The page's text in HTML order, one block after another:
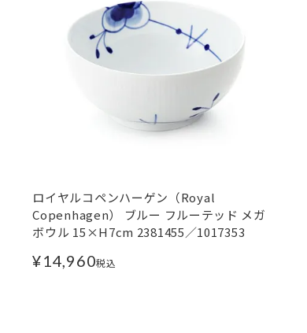
ロイヤルコペンハーゲン（Royal
Copenhagen） ブルー フルーテッド メガ
ボウル 15×H7cm 2381455／1017353
¥14,960税込